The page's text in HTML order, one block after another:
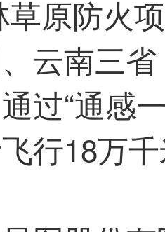
草原防火
云南三
过“通感
行18万